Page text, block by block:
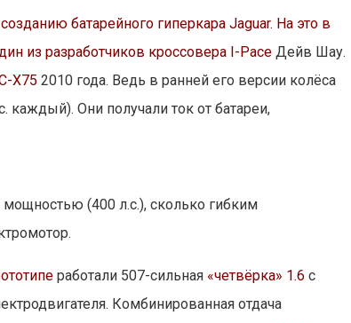
батарейного гиперкара Jaguar. На это в
из разработчиков кроссовера I-Pace Дейв Шау.
X75 2010 года. Ведь в ранней его версии колёса
Они получали ток от батареи,
(400 л.с.), сколько гибким
работали 507-сильная «четвёрка» 1.6 с
Комбинированная отдача